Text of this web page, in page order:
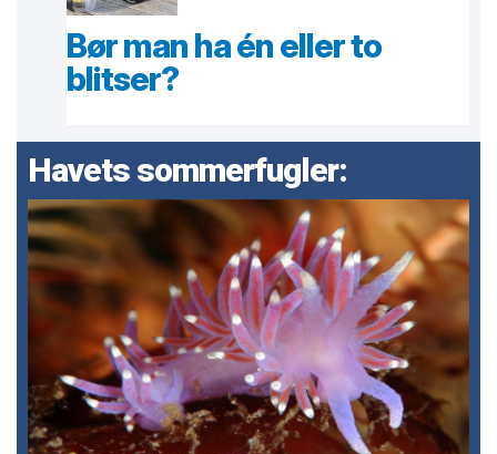
Bør man ha én eller to
blitser?
Havets sommerfugler: